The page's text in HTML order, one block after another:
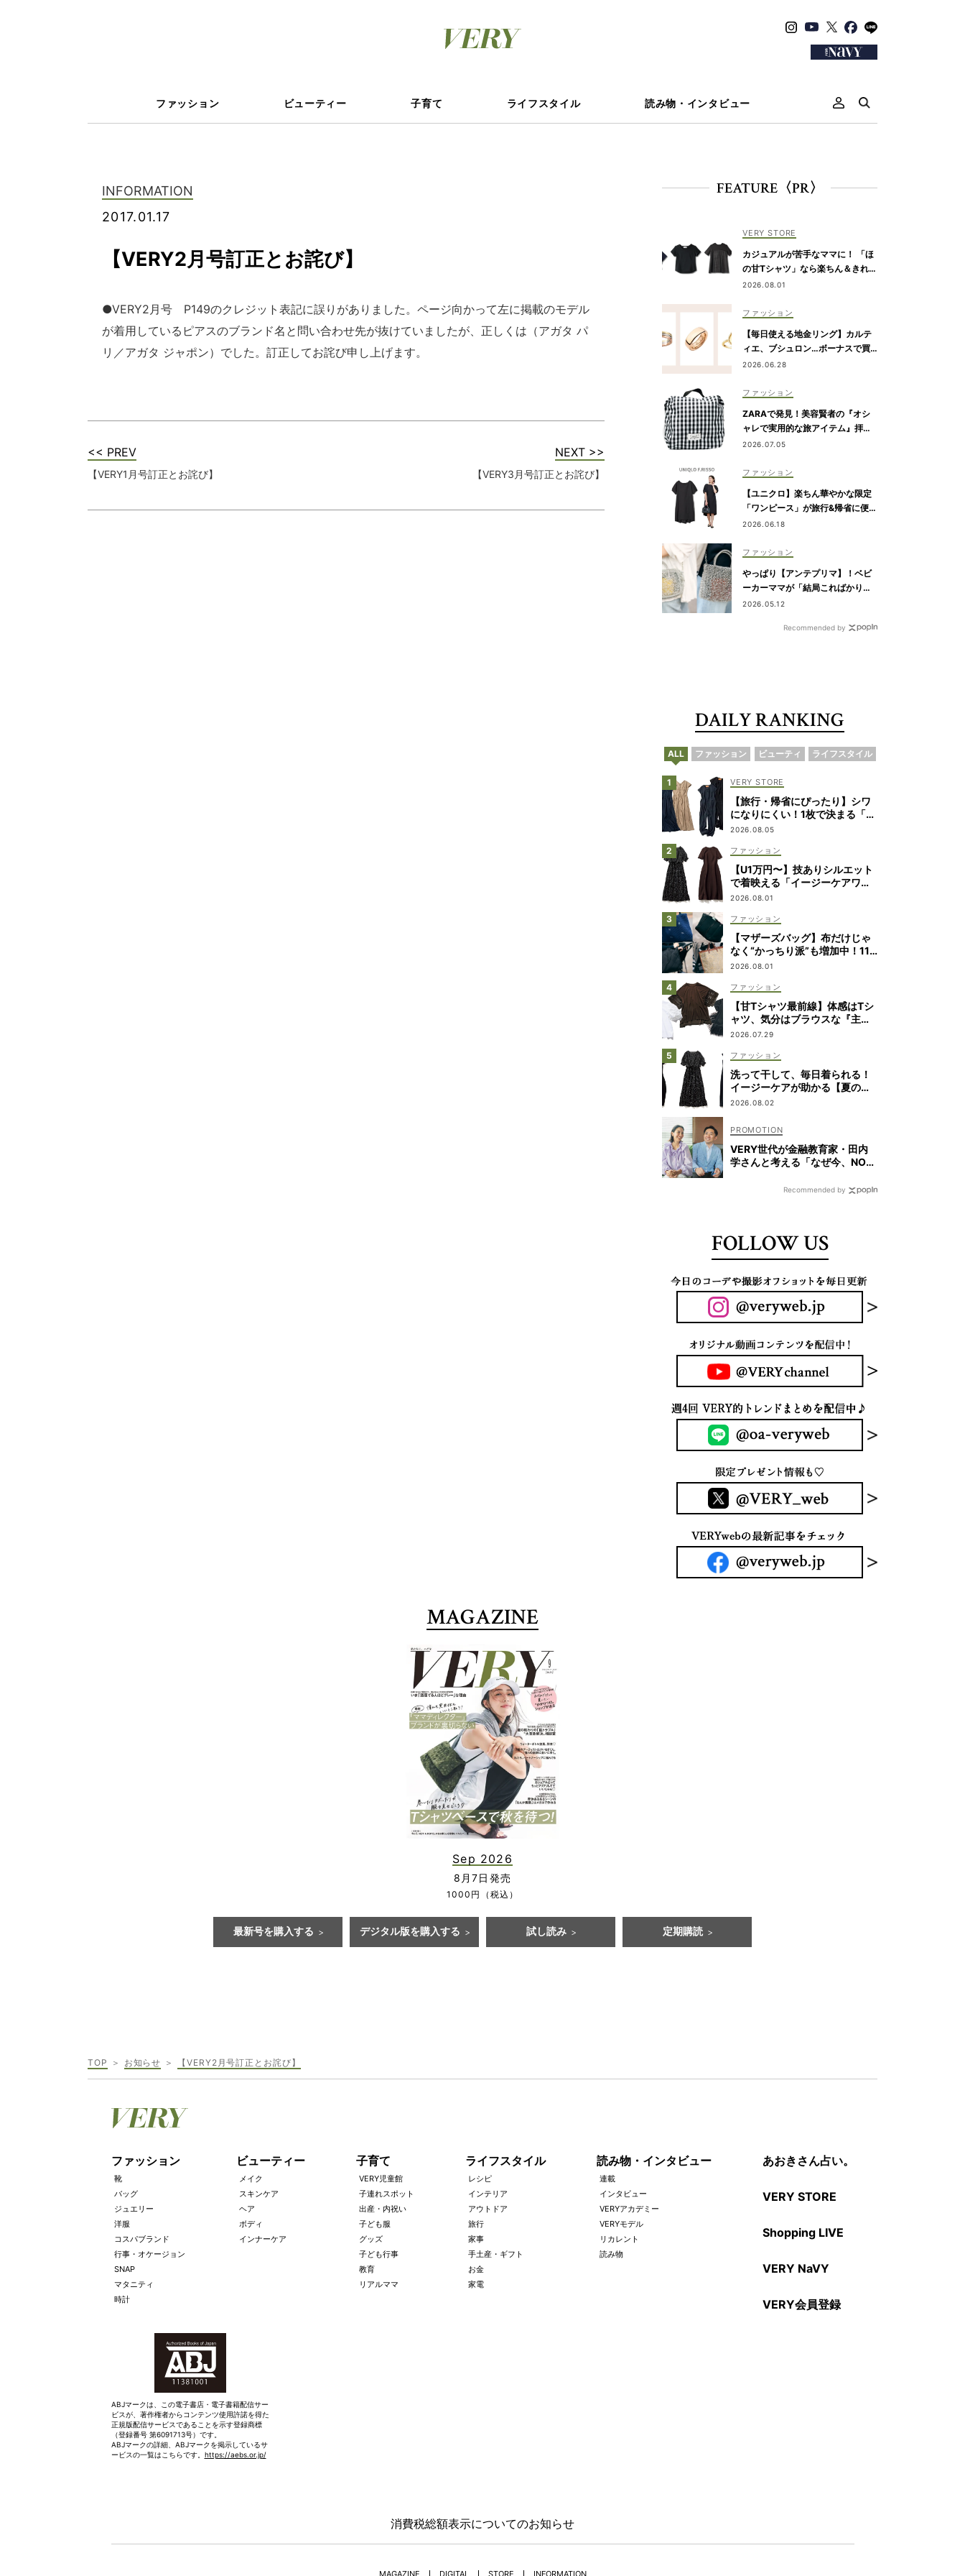
ファッション ビューティー 子育て ライフスタイル 読み物・インタビュー
INFORMATION
2017.01.17
【VERY2月号訂正とお詫び】
●VERY2月号 P149のクレジット表記に誤りがありました。ページ向かって左に掲載のモデル
が着用しているピアスのブランド名と問い合わせ先が抜けていましたが、正しくは（アガタ パ
リ／アガタ ジャポン）でした。訂正してお詫び申し上げます。
<< PREV
【VERY1月号訂正とお詫び】
NEXT >>
【VERY3月号訂正とお詫び】
FEATURE〈PR〉
VERY STORE
カジュアルが苦手なママに！ 「ほ
の甘Tシャツ」なら楽ちん＆きれい
めに決まる
2026.08.01
ファッション
【毎日使える地金リング】カルテ
ィエ、ブシュロン…ボーナスで買
いたい7選
2026.06.28
ファッション
ZARAで発見！美容賢者の『オシ
ャレで実用的な旅アイテム』拝
見！
2026.07.05
ファッション
【ユニクロ】楽ちん華やかな限定
「ワンピース」が旅行&帰省に便
利！6/19発売
2026.06.18
ファッション
やっぱり【アンテプリマ】！ベビ
ーカーママが「結局こればかり持
ってしまう」納得の理由
2026.05.12
Recommended by
DAILY RANKING
ALL ファッション ビューティ ライフスタイル
VERY STORE
【旅行・帰省にぴったり】シワ
になりにくい！1枚で決まる「ワ
ンピ&オールインワン」2選
2026.08.05
ファッション
【U1万円〜】技ありシルエット
で着映える「イージーケアワン
ピ」4選！
2026.08.01
ファッション
【マザーズバッグ】布だけじゃ
なく“かっちり派”も増加中！11
名の愛用ブランドは？
2026.08.01
ファッション
【甘Tシャツ最前線】体感はTシ
ャツ、気分はブラウスな『主役
級デザイン』7選
2026.07.29
ファッション
洗って干して、毎日着られる！
イージーケアが助かる【夏の相
棒ワンピ】8選
2026.08.02
VERY世代が金融教育家・田内
学さんと考える「なぜ今、NOT
Recommended by
FOLLOW US
MAGAZINE
Sep 2026
8月7日発売
1000円（税込）
最新号を購入する デジタル版を購入する 試し読み 定期購読
TOP お知らせ 【VERY2月号訂正とお詫び】
ファッション
靴
バッグ
ジュエリー
洋服
コスパブランド
行事・オケージョン
SNAP
マタニティ
時計
ビューティー
メイク
スキンケア
ヘア
ボディ
インナーケア
子育て
VERY児童館
子連れスポット
出産・内祝い
子ども服
グッズ
子ども行事
教育
リアルママ
ライフスタイル
レシピ
インテリア
アウトドア
旅行
家事
手土産・ギフト
お金
家電
読み物・インタビュー
連載
インタビュー
VERYアカデミー
VERYモデル
リカレント
読み物
あおきさん占い。
VERY STORE
Shopping LIVE
VERY NaVY
VERY会員登録
ABJマークは、この電子書店・電子書籍配信サー
ビスが、著作権者からコンテンツ使用許諾を得た
正規版配信サービスであることを示す登録商標
（登録番号 第6091713号）です。
ABJマークの詳細、ABJマークを掲示しているサ
ービスの一覧はこちらです。 https://aebs.or.jp/
消費税総額表示についてのお知らせ
MAGAZINE DIGITAL STORE INFORMATION